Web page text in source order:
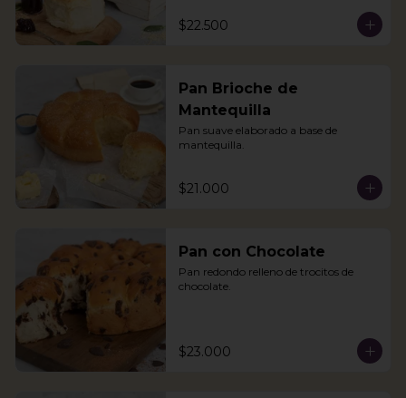
$22.500
Pan Brioche de
Mantequilla
Pan suave elaborado a base de
mantequilla.
$21.000
Pan con Chocolate
Pan redondo relleno de trocitos de
chocolate.
$23.000